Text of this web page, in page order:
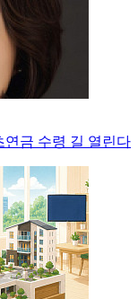
연금 수령 길 열린다